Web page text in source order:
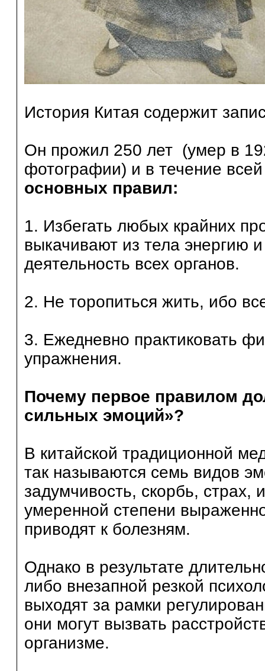
История Китая содержит
Он прожил 250 лет (умер в
фотографии) и в течение
основных правил:
1. Избегать любых крайних
выкачивают из тела энергию
деятельность всех органов.
2. Не торопиться жить, ибо
3. Ежедневно практиковать
упражнения.
Почему первое правилом
сильных эмоций»?
В китайской традиционной
так называются семь видов
задумчивость, скорбь, страх,
умеренной степени
приводят к болезням.
Однако в результате
либо внезапной резкой
выходят за рамки
они могут вызвать
организме.